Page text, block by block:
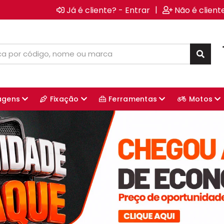
Já é cliente? - Entrar | Não é
Fixação Ferramentas Motos